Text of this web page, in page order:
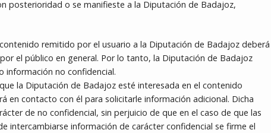
posterioridad o se manifieste a la Diputación de Badajoz,
remitido por el usuario a la Diputación de Badajoz deberá
el público en general. Por lo tanto, la Diputación de Badajoz
no confidencial.
la Diputación de Badajoz esté interesada en el contenido
en contacto con él para solicitarle información adicional. Dicha
de no confidencial, sin perjuicio de que en el caso de que las
intercambiarse información de carácter confidencial se firme el